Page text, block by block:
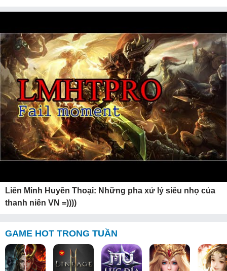
Liên Minh Huyền Thoại: Những pha xử lý siêu nhọ của
thanh niên VN =))))
GAME HOT TRONG TUẦN